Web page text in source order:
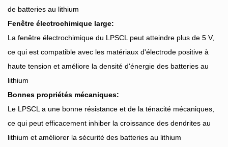
de batteries au lithium
Fenêtre électrochimique large:
La fenêtre électrochimique du LPSCL peut atteindre plus de 5 V,
ce qui est compatible avec les matériaux d'électrode positive à
haute tension et améliore la densité d'énergie des batteries au
lithium
Bonnes propriétés mécaniques:
Le LPSCL a une bonne résistance et de la ténacité mécaniques,
ce qui peut efficacement inhiber la croissance des dendrites au
lithium et améliorer la sécurité des batteries au lithium